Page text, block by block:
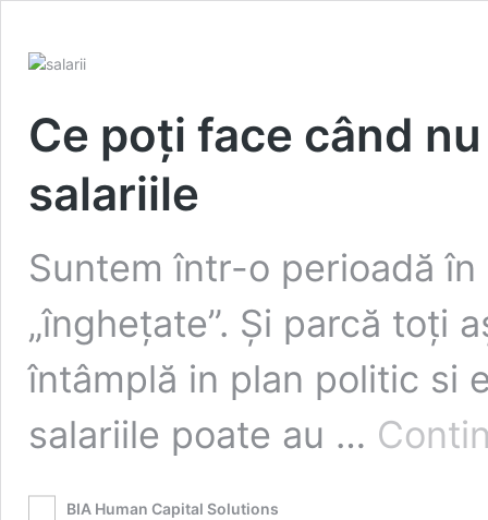
Ce poți face când
salariile
Suntem într-o perioadă
„înghețate”. Și parcă toți
întâmplă in plan politic si
salariile poate au …
BIA Human Capital Solutions